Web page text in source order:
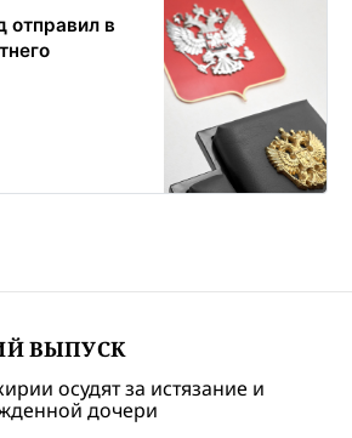
отправил в
ВЫПУСК
осудят за истязание и
дочери